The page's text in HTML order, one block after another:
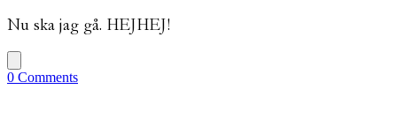
Nu ska jag gå. HEJHEJ!
0 Comments